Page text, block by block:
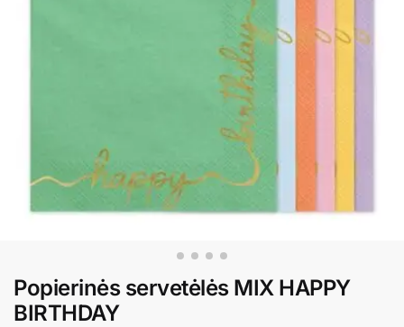
Popierinės servetėlės MIX HAPPY
BIRTHDAY